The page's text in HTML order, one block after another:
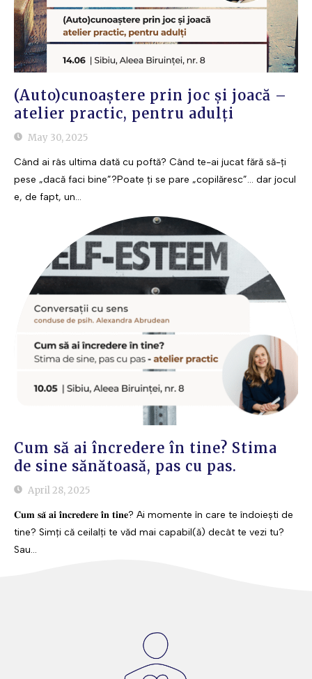
(Auto)cunoaștere prin joc și joacă –
atelier practic, pentru adulți
May 30, 2025
Când ai râs ultima dată cu poftă? Când te-ai jucat fără să-ți
pese „dacă faci bine”?Poate ți se pare „copilăresc”... dar jocul
e, de fapt, un...
Cum să ai încredere în tine? Stima
de sine sănătoasă, pas cu pas.
April 28, 2025
𝐂𝐮𝐦 𝐬𝐚̆ 𝐚𝐢 𝐢̂𝐧𝐜𝐫𝐞𝐝𝐞𝐫𝐞 𝐢̂𝐧 𝐭𝐢𝐧𝐞? Ai momente în care te îndoiești de
tine? Simți că ceilalți te văd mai capabil(ă) decât te vezi tu?
Sau...